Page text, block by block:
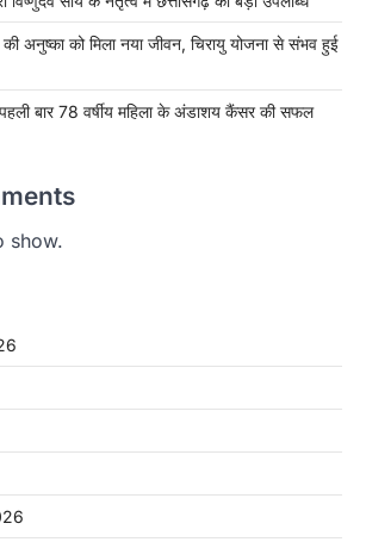
अनुष्का को मिला नया जीवन, चिरायु योजना से संभव हुई
बार 78 वर्षीय महिला के अंडाशय कैंसर की सफल
show.
CHHATTISGARH
CG: 1 से 19 वर्ष तक के बच्चों को निःशुल्क दी